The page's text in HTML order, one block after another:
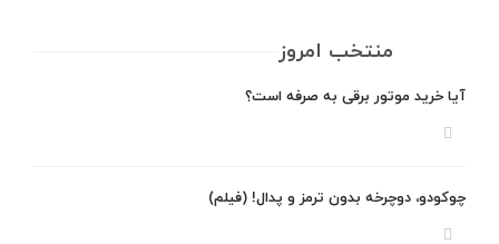
منتخب امروز
آیا خرید موتور برقی به صرفه است؟
چوکودو، دوچرخه بدون ترمز و پدال! (فیلم)